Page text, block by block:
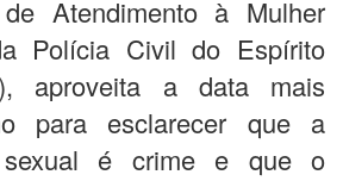
de Atendimento à Mulher
Polícia Civil do Espírito
aproveita a data mais
para esclarecer que a
sexual é crime e que o